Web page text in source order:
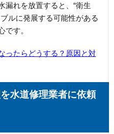
漏れを放置すると、“衛生
ルに発展する可能性がある
です。
ったらどうする？原因と対
水道修理業者に依頼